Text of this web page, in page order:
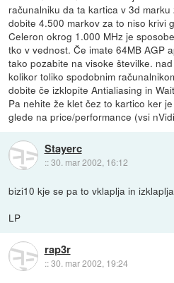
računalniku da ta kartica v 3d
dobite 4.500 markov za to niso krivi
Celeron okrog 1.000 MHz je
tko v vednost. Če imate 64MB AGP
tako pozabite na visoke številke.
kolikor toliko spodobnim
dobite če izklopite Antialiasing in
Pa nehite že klet čez to kartico ker
glede na price/performance (vsi
Stayerc
::30. mar 2002, 16:12
bizi10 kje se pa to vklaplja in
LP
rap3r
::30. mar 2002, 19:24